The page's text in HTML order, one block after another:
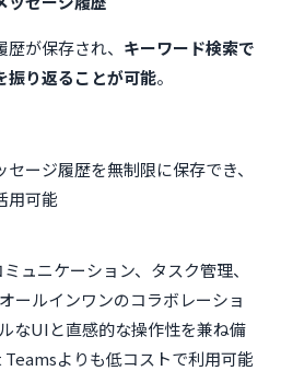
が保存され、 キーワード検索で
振り返ることが可能。
ージ履歴を無制限に保存でき、
用可能
ュニケーション、タスク管理、
ールインワンのコラボレーショ
なUIと直感的な操作性を兼ね備
よりも低コストで利用可能